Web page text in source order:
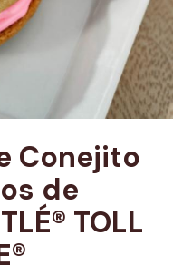
Conejito
de
TOLL